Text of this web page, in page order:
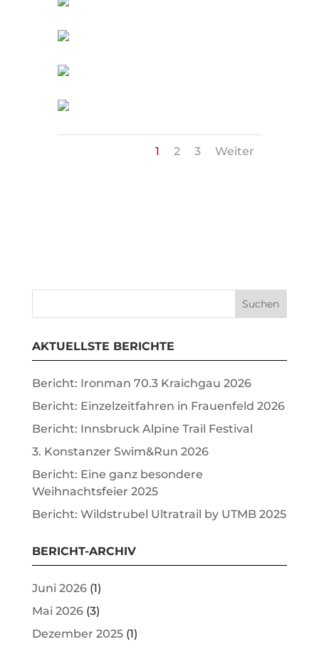
1 2 3 Weiter
AKTUELLSTE BERICHTE
Bericht: Ironman 70.3 Kraichgau 2026
Bericht: Einzelzeitfahren in Frauenfeld 2026
Bericht: Innsbruck Alpine Trail Festival
3. Konstanzer Swim&Run 2026
Bericht: Eine ganz besondere
Weihnachtsfeier 2025
Bericht: Wildstrubel Ultratrail by UTMB 2025
BERICHT-ARCHIV
Juni 2026(1)
Mai 2026(3)
Dezember 2025(1)